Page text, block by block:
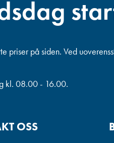
priser på siden. Ved
kl. 08.00 - 16.00.
OSS